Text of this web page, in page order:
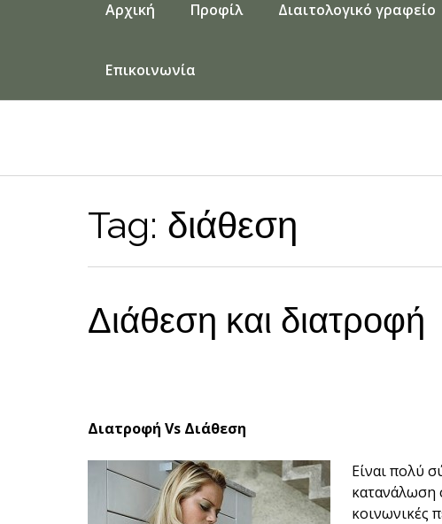
Αρχική Προφίλ Διαιτολογικό γραφείο
Επικοινωνία
Tag: διάθεση
Διάθεση και διατροφή
Διατροφή Vs Διάθεση
Είναι πολύ
κατανάλωση
κοινωνικές